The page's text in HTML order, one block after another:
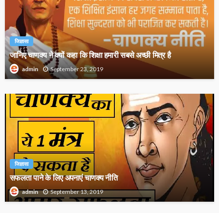
जिज्ञासा
जानिए चाणक्य ने क्यों कहा कि शिक्षा हमारी सबसे अच्छी मित्र है
admin September 23, 2019
जिज्ञासा
सफलता पाने के लिए अपनाएं चाणक्य नीति
admin September 13, 2019